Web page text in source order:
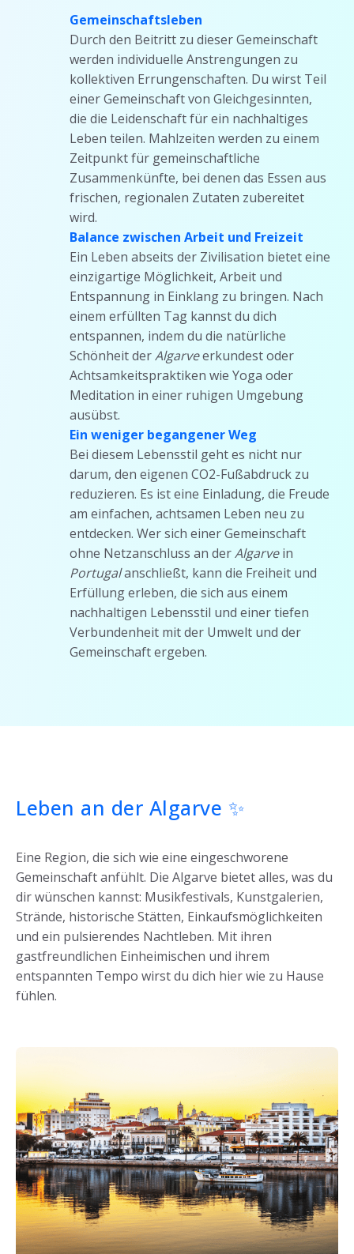
Gemeinschaftsleben
Durch den Beitritt zu dieser Gemeinschaft
werden individuelle Anstrengungen zu
kollektiven Errungenschaften. Du wirst Teil
einer Gemeinschaft von Gleichgesinnten,
die die Leidenschaft für ein nachhaltiges
Leben teilen. Mahlzeiten werden zu einem
Zeitpunkt für gemeinschaftliche
Zusammenkünfte, bei denen das Essen aus
frischen, regionalen Zutaten zubereitet
wird.
Balance zwischen Arbeit und Freizeit
Ein Leben abseits der Zivilisation bietet eine
einzigartige Möglichkeit, Arbeit und
Entspannung in Einklang zu bringen. Nach
einem erfüllten Tag kannst du dich
entspannen, indem du die natürliche
Schönheit derAlgarveerkundest oder
Achtsamkeitspraktiken wie Yoga oder
Meditation in einer ruhigen Umgebung
ausübst.
Ein weniger begangener Weg
Bei diesem Lebensstil geht es nicht nur
darum, den eigenen CO2-Fußabdruck zu
reduzieren. Es ist eine Einladung, die Freude
am einfachen, achtsamen Leben neu zu
entdecken. Wer sich einer Gemeinschaft
ohne Netzanschluss an derAlgarvein
Portugalanschließt, kann die Freiheit und
Erfüllung erleben, die sich aus einem
nachhaltigen Lebensstil und einer tiefen
Verbundenheit mit der Umwelt und der
Gemeinschaft ergeben.
Leben an der Algarve ✨
Eine Region, die sich wie eine eingeschworene
Gemeinschaft anfühlt. Die Algarve bietet alles, was du
dir wünschen kannst: Musikfestivals, Kunstgalerien,
Strände, historische Stätten, Einkaufsmöglichkeiten
und ein pulsierendes Nachtleben. Mit ihren
gastfreundlichen Einheimischen und ihrem
entspannten Tempo wirst du dich hier wie zu Hause
fühlen.